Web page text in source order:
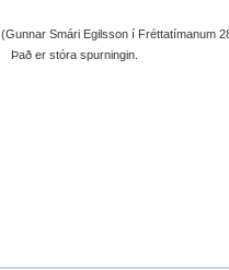
(Gunnar Smári Egilsson í Fréttatímanum
Það er stóra spurningin.